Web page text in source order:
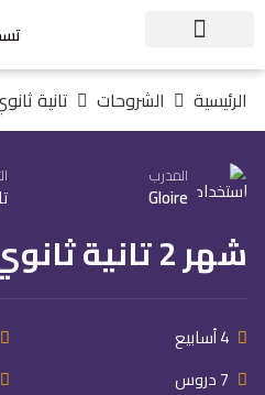
الرئيسية الشروحات تانية
المدرب
Gloire
شهر 2 تانية ثانوي
4 أسابيع
7 دروس